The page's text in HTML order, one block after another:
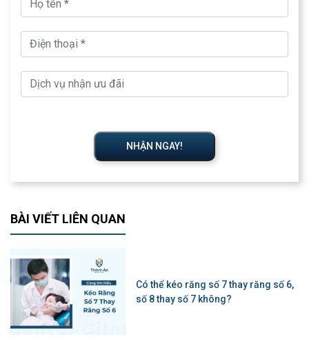
NHẬN NGAY!
BÀI VIẾT LIÊN QUAN
Có thể kéo răng số 7 thay răng số 6,
số 8 thay số 7 không?